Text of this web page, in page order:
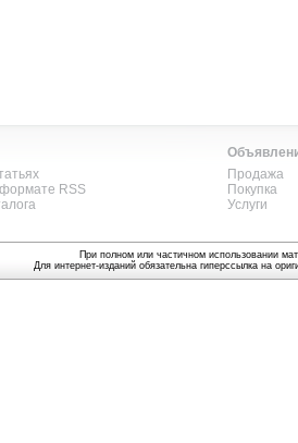
RSS
Продажа
Покупка
Услуги
При полном или частичном использовании
Для интернет-изданий обязательна гиперссылка на